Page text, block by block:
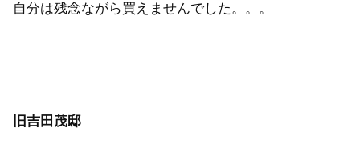
自分は残念ながら買えませんでした。。。
旧吉田茂邸